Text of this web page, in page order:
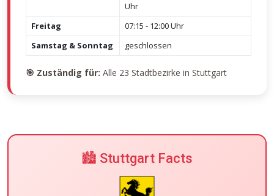
Uhr
Freitag
07:15 - 12:00 Uhr
Samstag & Sonntag
geschlossen
🎯 Zuständig für: Alle 23 Stadtbezirke in Stuttgart
🏙️ Stuttgart Facts